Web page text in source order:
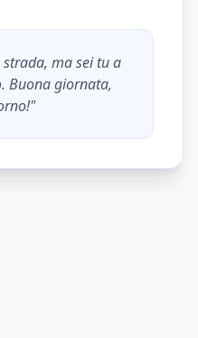
ma sei tu a
Buona giornata,
!"